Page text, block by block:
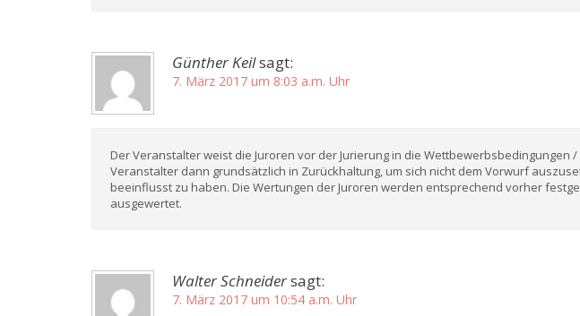
Günther Keilsagt:
7. März 2017 um 8:03 a.m. Uhr
Der Veranstalter weist die Juroren vor der Jurierung in die Wettbewerbsbedingungen
Veranstalter dann grundsätzlich in Zurückhaltung, um sich nicht dem Vorwurf
beeinflusst zu haben. Die Wertungen der Juroren werden entsprechend vorher
ausgewertet.
Walter Schneidersagt:
7. März 2017 um 10:54 a.m. Uhr